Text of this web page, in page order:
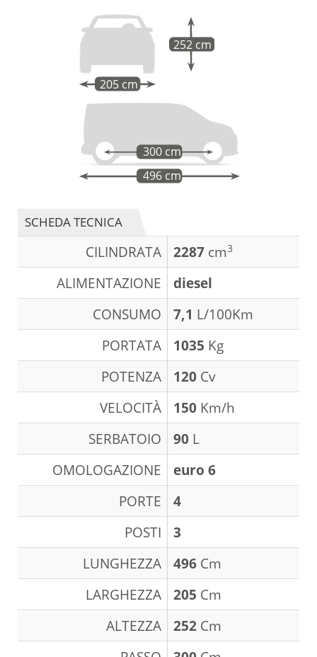
205 cm
252 cm
496 cm
300 cm
SCHEDA TECNICA
CILINDRATA 2287 cm3
ALIMENTAZIONE
diesel
CONSUMO
7,1 L/100Km
PORTATA
1035 Kg
POTENZA
120 Cv
VELOCITÀ
150 Km/h
SERBATOIO
90 L
OMOLOGAZIONE
euro 6
PORTE
4
POSTI
3
LUNGHEZZA
496 Cm
LARGHEZZA
205 Cm
ALTEZZA
252 Cm